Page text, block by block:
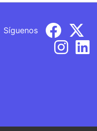
Síguenos